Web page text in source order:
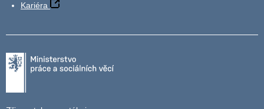
Kariéra